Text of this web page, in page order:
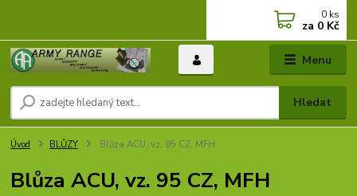
Menu
Hledat
0 ks
za 0 Kč
Úvod BLŮZY Blůza ACU, vz. 95 CZ, MFH
Blůza ACU, vz. 95 CZ, MFH